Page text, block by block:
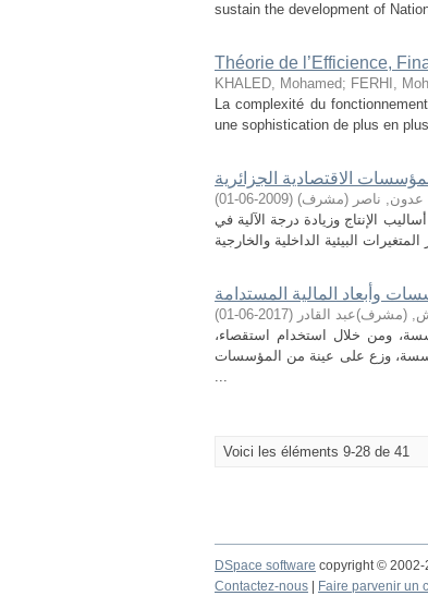
sustain the development of
Théorie de l’Efficience,
KHALED, Mohamed; FERHI,
La complexité du
une sophistication de plus en
الاقتصادية الجزائرية
عدون, ناصر (مشرف) (
2009-06-01
)
الإنتاج وزيادة درجة الآلية في
وأبعاد المالية المستدامة
(مشرف)عبد القادر (
2017-06-01
)
ومن خلال استخدام استقصاء،
وزع على عينة من المؤسسات
...
Voici les éléments 9-28 de 41
DSpace software copyright © 2002-
Contactez-nous
Faire parvenir un